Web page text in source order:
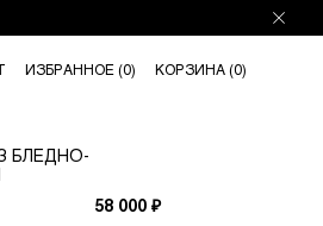
ИЗБРАННОЕ (0) КОРЗИНА (0)
БЛЕДНО-
58 000 ₽